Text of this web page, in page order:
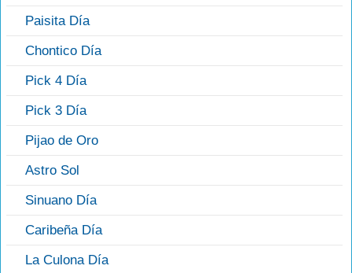
Paisita Día
Chontico Día
Pick 4 Día
Pick 3 Día
Pijao de Oro
Astro Sol
Sinuano Día
Caribeña Día
La Culona Día